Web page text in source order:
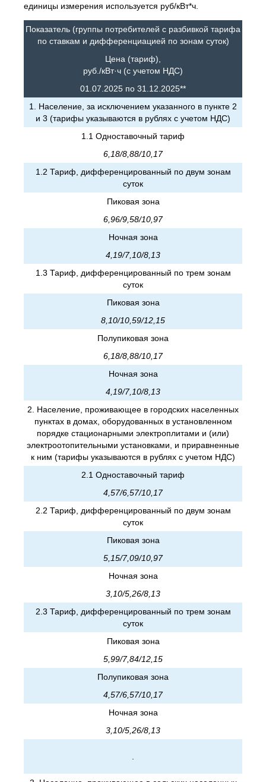
единицы измерения используется руб/кВт*ч.
Показатель (группы потребителей с разбивкой тарифа
по ставкам и дифференциацией по зонам суток)
Цена (тариф),
руб./кВт·ч (с учетом НДС)
01.07.2025 по 31.12.2025**
1. Население, за исключением указанного в пункте 2
и 3 (тарифы указываются в рублях с учетом НДС)
1.1 Одноставочный тариф
6,18/8,88/10,17
1.2 Тариф, дифференцированный по двум зонам
суток
Пиковая зона
6,96/9,58/10,97
Ночная зона
4,19/7,10/8,13
1.3 Тариф, дифференцированный по трем зонам
суток
Пиковая зона
8,10/10,59/12,15
Полупиковая зона
6,18/8,88/10,17
Ночная зона
4,19/7,10/8,13
2. Население, проживающее в городских населенных
пунктах в домах, оборудованных в установленном
порядке стационарными электроплитами и (или)
электроотопительными установками, и приравненные
к ним (тарифы указываются в рублях с учетом НДС)
2.1 Одноставочный тариф
4,57/6,57/10,17
2.2 Тариф, дифференцированный по двум зонам
суток
Пиковая зона
5,15/7,09/10,97
Ночная зона
3,10/5,26/8,13
2.3 Тариф, дифференцированный по трем зонам
суток
Пиковая зона
5,99/7,84/12,15
Полупиковая зона
4,57/6,57/10,17
Ночная зона
3,10/5,26/8,13